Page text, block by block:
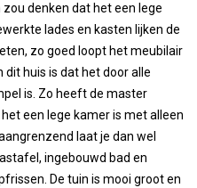
denken dat het een lege
lades en kasten lijken de
zo goed loopt het meubilair
dit huis is dat het door alle
is. Zo heeft de master
een lege kamer is met alleen
laat je dan wel
ingebouwd bad en
De tuin is mooi groot en